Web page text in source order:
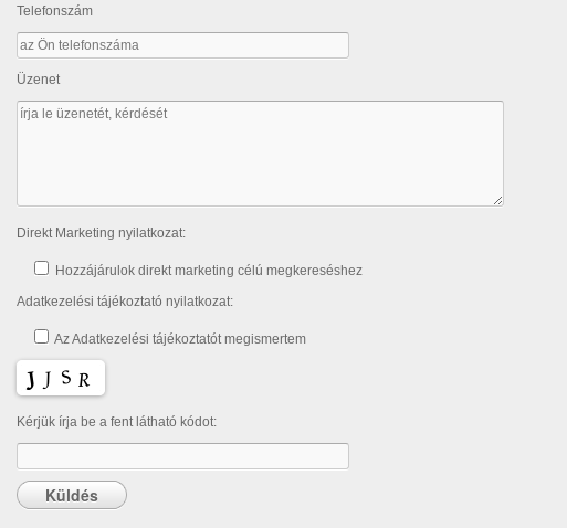
Telefonszám
Üzenet
Direkt Marketing nyilatkozat:
Hozzájárulok direkt marketing célú megkereséshez
Adatkezelési tájékoztató nyilatkozat:
Az Adatkezelési tájékoztatót megismertem
Kérjük írja be a fent látható kódot: